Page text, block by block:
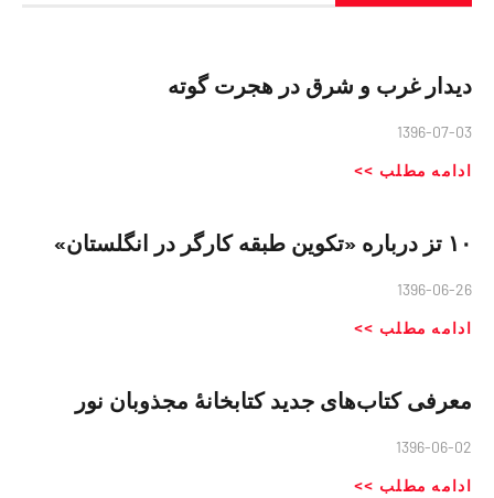
دیدار غرب و شرق در هجرت گوته
1396-07-03
ادامه مطلب >>
١٠ تز درباره «تکوین طبقه کارگر در انگلستان»
1396-06-26
ادامه مطلب >>
معرفی کتاب‌های جدید کتابخانهٔ مجذوبان نور
1396-06-02
ادامه مطلب >>